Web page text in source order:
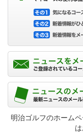
明治ゴルフのホーム